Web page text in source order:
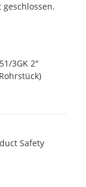
geschlossen.
3GK 2"
Safety